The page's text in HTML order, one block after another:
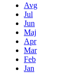
Avg
Jul
Jun
Maj
Apr
Mar
Feb
Jan